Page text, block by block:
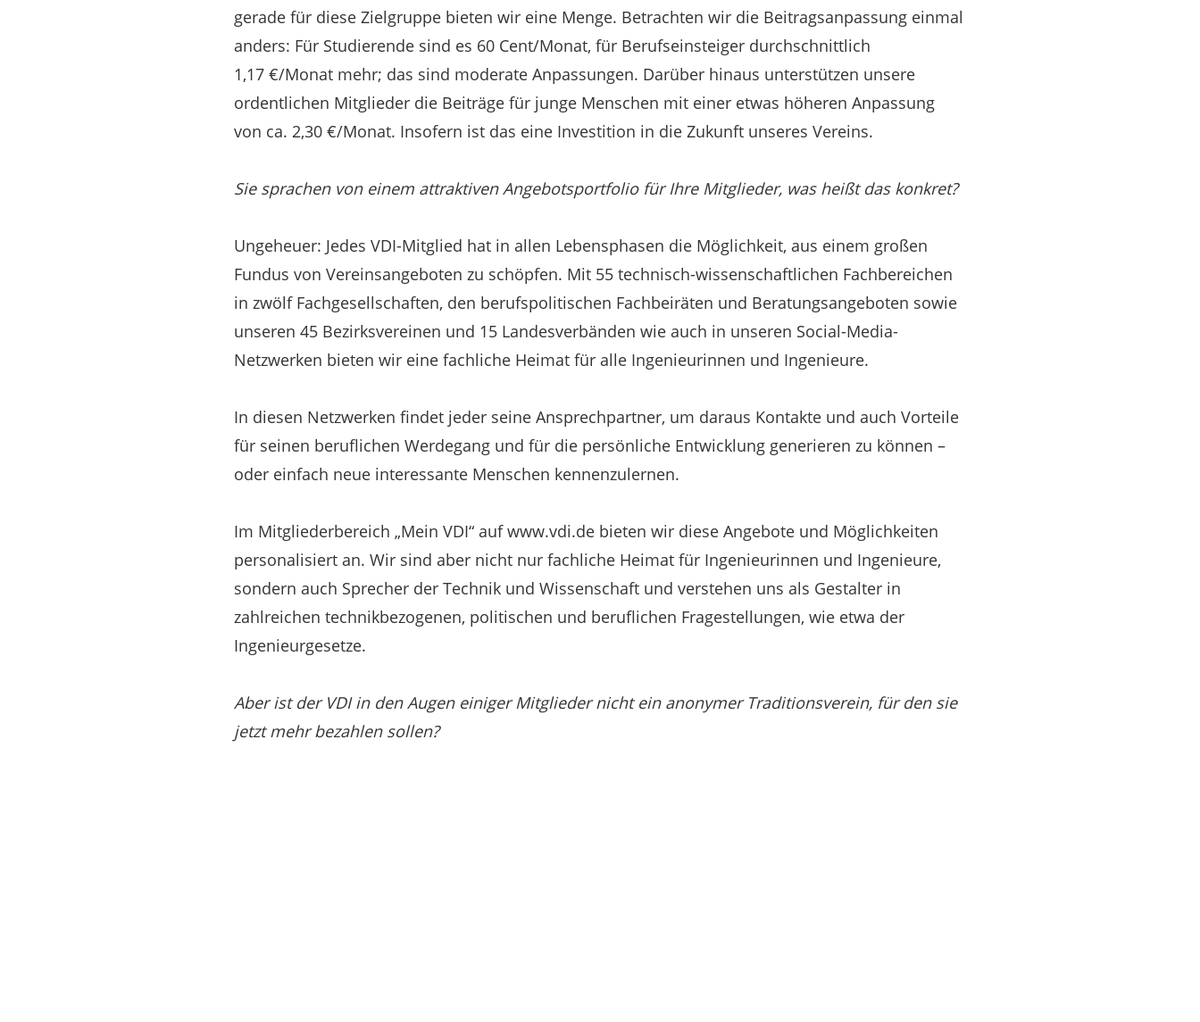
gerade für diese Zielgruppe bieten wir eine Menge. Betrachten wir die Beitragsanpassung einmal
anders: Für Studierende sind es 60 Cent/Monat, für Berufseinsteiger durchschnittlich
1,17 €/Monat mehr; das sind moderate Anpassungen. Darüber hinaus unterstützen unsere
ordentlichen Mitglieder die Beiträge für junge Menschen mit einer etwas höheren Anpassung
von ca. 2,30 €/Monat. Insofern ist das eine Investition in die Zukunft unseres Vereins.
Sie sprachen von einem attraktiven Angebotsportfolio für Ihre Mitglieder, was heißt das konkret?
Ungeheuer: Jedes VDI-Mitglied hat in allen Lebensphasen die Möglichkeit, aus einem großen
Fundus von Vereinsangeboten zu schöpfen. Mit 55 technisch-wissenschaftlichen Fachbereichen
in zwölf Fachgesellschaften, den berufspolitischen Fachbeiräten und Beratungsangeboten sowie
unseren 45 Bezirksvereinen und 15 Landesverbänden wie auch in unseren Social-Media-
Netzwerken bieten wir eine fachliche Heimat für alle Ingenieurinnen und Ingenieure.
In diesen Netzwerken findet jeder seine Ansprechpartner, um daraus Kontakte und auch Vorteile
für seinen beruflichen Werdegang und für die persönliche Entwicklung generieren zu können –
oder einfach neue interessante Menschen kennenzulernen.
Im Mitgliederbereich „Mein VDI“ auf www.vdi.de bieten wir diese Angebote und Möglichkeiten
personalisiert an. Wir sind aber nicht nur fachliche Heimat für Ingenieurinnen und Ingenieure,
sondern auch Sprecher der Technik und Wissenschaft und verstehen uns als Gestalter in
zahlreichen technikbezogenen, politischen und beruflichen Fragestellungen, wie etwa der
Ingenieurgesetze.
Aber ist der VDI in den Augen einiger Mitglieder nicht ein anonymer Traditionsverein, für den sie
jetzt mehr bezahlen sollen?